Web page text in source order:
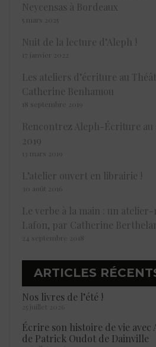
Neycensas à Bordeaux
5 mars 2025
Nuit de la lecture d’Aleph !
17 janvier 2022
Les ateliers d’écriture au
Catherine Benhamou
18 septembre 2019
Rencontrez Aleph-Écriture au
2019
13 mars 2019
L’atelier ouvert en librairie !
30 août 2016
Le verbe à la main : un
Lafon, par Catherine
24 septembre 2018
ARTICLES
Nos livres de l’été !
25 juillet 2026
Écrire son histoire de vie avec
de Patrick Oudot de Dainville